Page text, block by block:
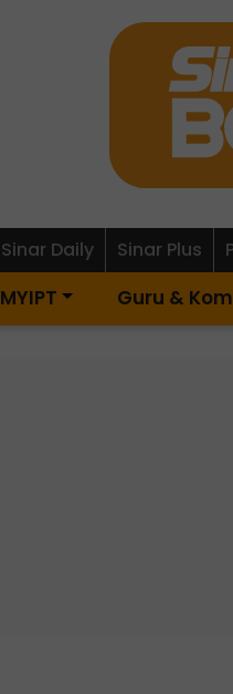
Sinar Daily Sinar Plus
MYIPT Guru &